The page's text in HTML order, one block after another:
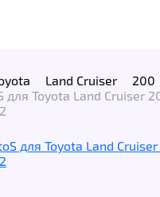
Land Cruiser 200
для Toyota Land Cruiser